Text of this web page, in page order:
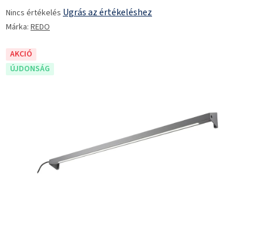
termék
átlagos
5-
ből
Nincs értékelés Ugrás az értékeléshez
Márka: REDO
AKCIÓ
ÚJDONSÁG